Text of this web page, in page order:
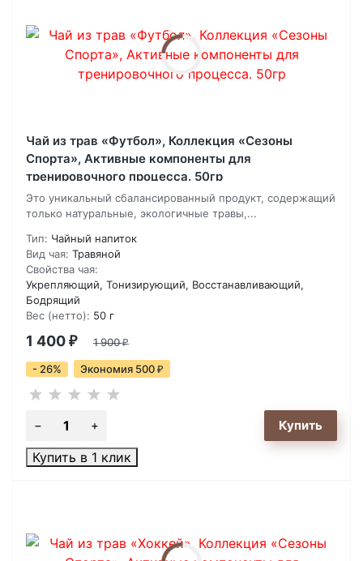
Чай из трав «Футбол», Коллекция «Сезоны
Спорта», Активные компоненты для
тренировочного процесса. 50гр
Это уникальный сбалансированный продукт, содержащий
только натуральные, экологичные травы,...
Тип: Чайный напиток
Вид чая: Травяной
Свойства чая:
Укрепляющий, Тонизирующий, Восстанавливающий,
Бодрящий
Вес (нетто): 50 г
1 400 ₽ 1 900₽
- 26% Экономия 500 ₽
Купить в 1 клик